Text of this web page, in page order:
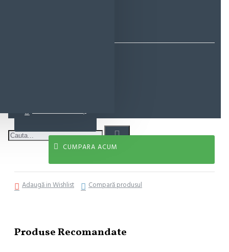
CUMPARA ACUM
Adaugă in Wishlist Compară produsul
Produse Recomandate